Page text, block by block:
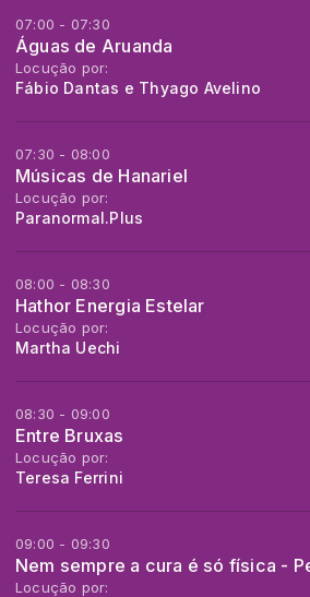
07:00 - 07:30
Águas de Aruanda
Locução por:
Fábio Dantas e Thyago Avelino
07:30 - 08:00
Músicas de Hanariel
Locução por:
Paranormal.Plus
08:00 - 08:30
Hathor Energia Estelar
Locução por:
Martha Uechi
08:30 - 09:00
Entre Bruxas
Locução por:
Teresa Ferrini
09:00 - 09:30
Nem sempre a cura é só física -
Locução por: